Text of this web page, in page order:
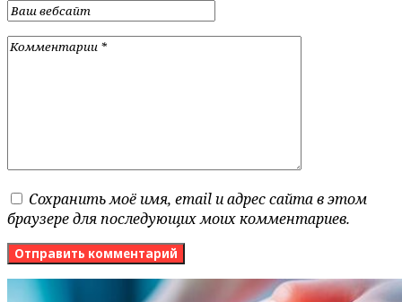
Сохранить моё имя, email и адрес сайта в этом
браузере для последующих моих комментариев.